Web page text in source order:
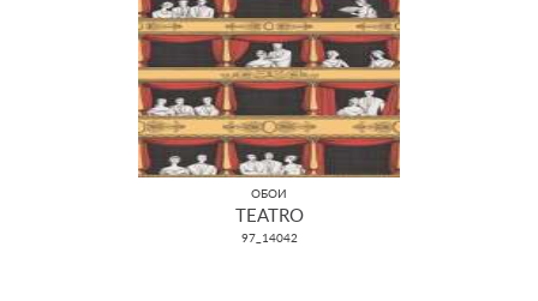
ОБОИ
TEATRO
97_14042